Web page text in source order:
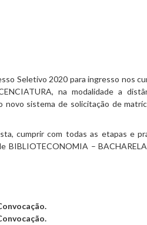
Seletivo 2020 para ingresso nos
na modalidade a
sistema de solicitação de
cumprir com todas as etapas e
BIBLIOTECONOMIA –